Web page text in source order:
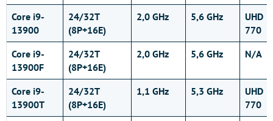
Core i9-
13900
24/32T
(8P+16E)
2,0 GHz 5,6 GHz
UHD
770
Core i9-
13900F
24/32T
(8P+16E)
2,0 GHz 5,6 GHz N/A
Core i9-
13900T
24/32T
(8P+16E)
1,1 GHz 5,3 GHz
UHD
770